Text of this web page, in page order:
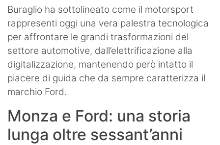
Buraglio ha sottolineato come il motorsport
rappresenti oggi una vera palestra tecnologica
per affrontare le grandi trasformazioni del
settore automotive, dall’elettrificazione alla
digitalizzazione, mantenendo però intatto il
piacere di guida che da sempre caratterizza il
marchio Ford.
Monza e Ford: una storia
lunga oltre sessant’anni